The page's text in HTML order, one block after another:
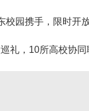
校园携手，限时开
礼，10所高校协